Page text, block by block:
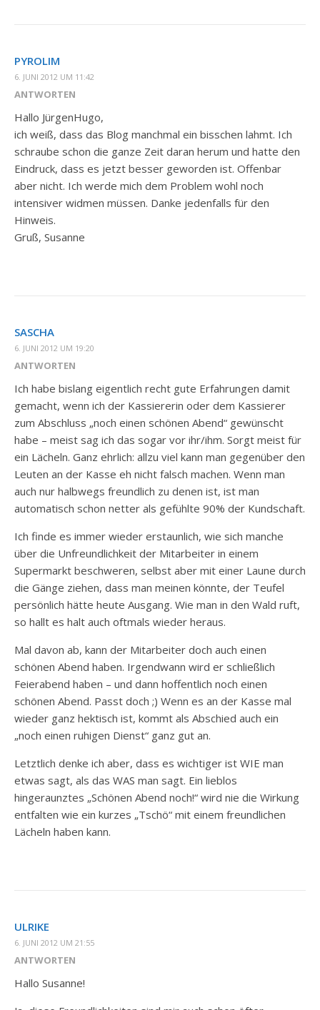
PYROLIM
6. JUNI 2012 UM 11:42
ANTWORTEN
Hallo JürgenHugo,
ich weiß, dass das Blog manchmal ein bisschen lahmt. Ich
schraube schon die ganze Zeit daran herum und hatte den
Eindruck, dass es jetzt besser geworden ist. Offenbar
aber nicht. Ich werde mich dem Problem wohl noch
intensiver widmen müssen. Danke jedenfalls für den
Hinweis.
Gruß, Susanne
SASCHA
6. JUNI 2012 UM 19:20
ANTWORTEN
Ich habe bislang eigentlich recht gute Erfahrungen damit
gemacht, wenn ich der Kassiererin oder dem Kassierer
zum Abschluss „noch einen schönen Abend“ gewünscht
habe – meist sag ich das sogar vor ihr/ihm. Sorgt meist für
ein Lächeln. Ganz ehrlich: allzu viel kann man gegenüber den
Leuten an der Kasse eh nicht falsch machen. Wenn man
auch nur halbwegs freundlich zu denen ist, ist man
automatisch schon netter als gefühlte 90% der Kundschaft.
Ich finde es immer wieder erstaunlich, wie sich manche
über die Unfreundlichkeit der Mitarbeiter in einem
Supermarkt beschweren, selbst aber mit einer Laune durch
die Gänge ziehen, dass man meinen könnte, der Teufel
persönlich hätte heute Ausgang. Wie man in den Wald ruft,
so hallt es halt auch oftmals wieder heraus.
Mal davon ab, kann der Mitarbeiter doch auch einen
schönen Abend haben. Irgendwann wird er schließlich
Feierabend haben – und dann hoffentlich noch einen
schönen Abend. Passt doch ;) Wenn es an der Kasse mal
wieder ganz hektisch ist, kommt als Abschied auch ein
„noch einen ruhigen Dienst“ ganz gut an.
Letztlich denke ich aber, dass es wichtiger ist WIE man
etwas sagt, als das WAS man sagt. Ein lieblos
hingeraunztes „Schönen Abend noch!“ wird nie die Wirkung
entfalten wie ein kurzes „Tschö“ mit einem freundlichen
Lächeln haben kann.
ULRIKE
6. JUNI 2012 UM 21:55
ANTWORTEN
Hallo Susanne!